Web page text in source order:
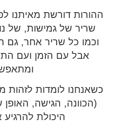
ההורות דורשת מאיתנו
שריר של גמישות, של
וכמו כל שריר אחר,
אבל עם הזמן ועם
כשאנחנו לומדות
(הכוונה, הגישה, האופן
היכולת